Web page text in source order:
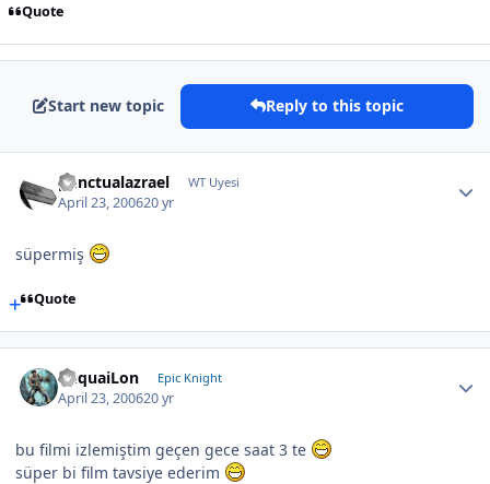
Quote
Start new topic Reply to this topic
punctualazrael WT Uyesi
April 23, 200620 yr
süpermiş
Quote
YuquaiLon Epic Knight
April 23, 200620 yr
bu filmi izlemiştim geçen gece saat 3 te
süper bi film tavsiye ederim